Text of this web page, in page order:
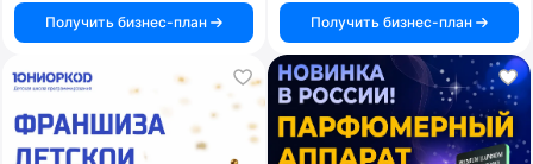
Получить бизнес-план
Получить бизнес-план